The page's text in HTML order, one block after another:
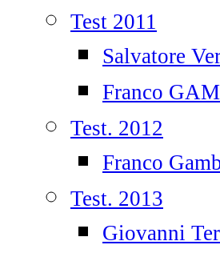
Test 2011
Salvatore
Franco
Test. 2012
Franco
Test. 2013
Giovanni